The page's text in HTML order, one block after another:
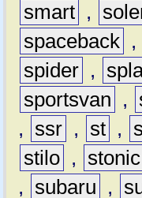
smart ,
spaceback ,
spider ,
sportsvan
,
,
ssr , st ,
stilo , stonic
,
subaru ,